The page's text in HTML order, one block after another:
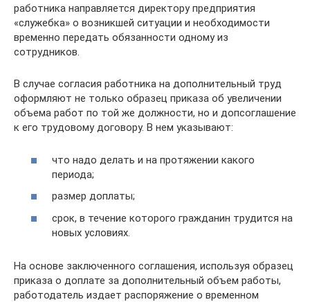
работника направляется директору предприятия
«служебка» о возникшей ситуации и необходимости
временно передать обязанности одному из
сотрудников.
В случае согласия работника на дополнительный труд
оформляют не только образец приказа об увеличении
объема работ по той же должности, но и допсоглашение
к его трудовому договору. В нем указывают:
что надо делать и на протяжении какого
периода;
размер доплаты;
срок, в течение которого гражданин трудится на
новых условиях.
На основе заключенного соглашения, используя образец
приказа о доплате за дополнительный объем работы,
работодатель издает распоряжение о временном